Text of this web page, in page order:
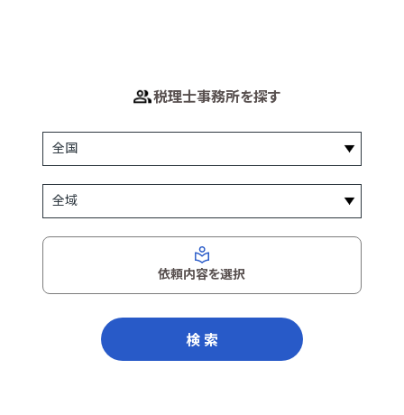
税理士事務所を探す
依頼内容を選択
検 索